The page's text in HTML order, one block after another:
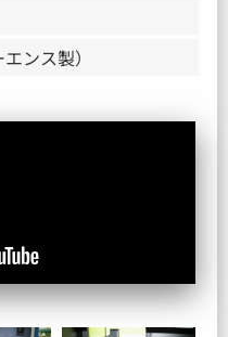
ンス製）